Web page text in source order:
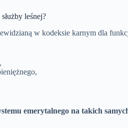
leśnej?
w kodeksie karnym dla
emerytalnego na takich